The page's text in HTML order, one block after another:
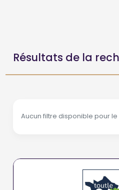
Résultats de la
Aucun filtre disponible pour